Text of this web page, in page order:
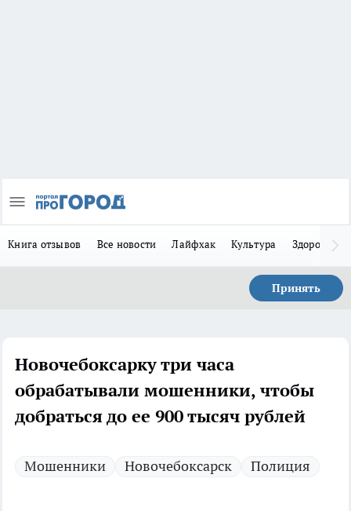
Книга отзывов Все новости Лайфхак Культура Здоровье
Принять
Новочебоксарку три часа
обрабатывали мошенники, чтобы
добраться до ее 900 тысяч рублей
Мошенники Новочебоксарск Полиция